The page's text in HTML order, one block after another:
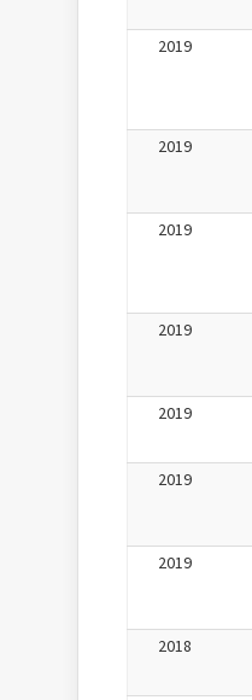
2019
2019
2019
2019
2019
2019
2019
2018